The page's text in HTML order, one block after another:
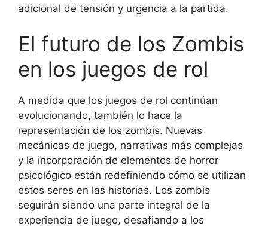
adicional de tensión y urgencia a la partida.
El futuro de los Zombis
en los juegos de rol
A medida que los juegos de rol continúan
evolucionando, también lo hace la
representación de los zombis. Nuevas
mecánicas de juego, narrativas más complejas
y la incorporación de elementos de horror
psicológico están redefiniendo cómo se utilizan
estos seres en las historias. Los zombis
seguirán siendo una parte integral de la
experiencia de juego, desafiando a los